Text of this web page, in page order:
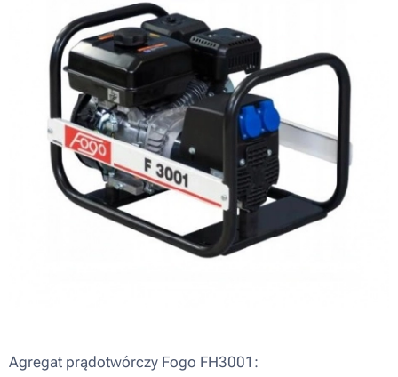
Agregat prądotwórczy Fogo FH3001: